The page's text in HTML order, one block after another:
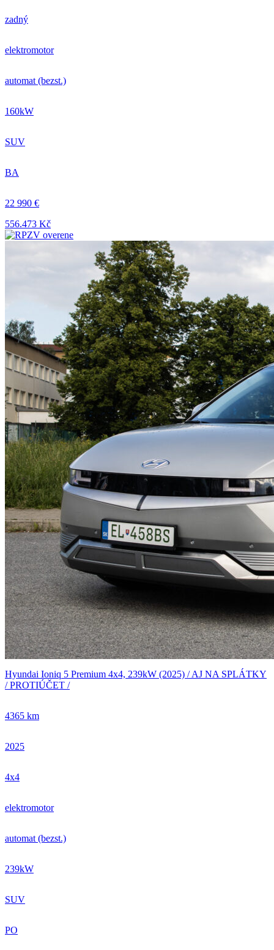
zadný
elektromotor
automat (bezst.)
160kW
SUV
BA
22 990 €
556.473 Kč
Hyundai Ioniq 5 Premium 4x4, 239kW (2025) / AJ NA SPLÁTKY
/ PROTIÚČET /
4365 km
2025
4x4
elektromotor
automat (bezst.)
239kW
SUV
PO